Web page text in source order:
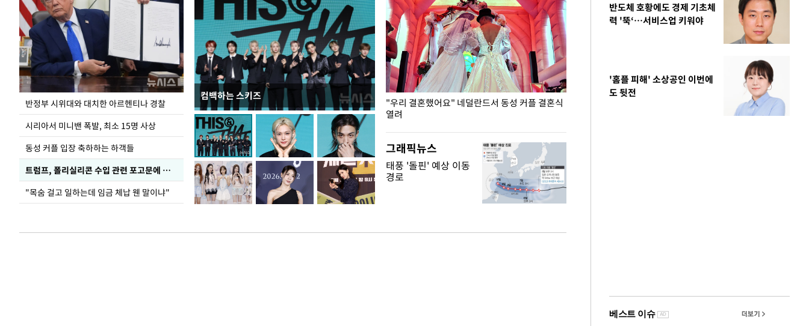
반정부 시위대와 대치한 아르헨티나 경찰
시리아서 미니밴 폭발, 최소 15명 사상
동성 커플 입장 축하하는 하객들
트럼프, 폴리실리콘 수입 관련 포고문에 서명
"목숨 걸고 일하는데 임금 체납 웬 말이냐"
컴백하는 스키즈
입추 코앞인데 전국엔 찜통 더위
"우리 결혼했어요" 네덜란드서 동성 커플 결혼식
열려
이 대통령, '청
총력 대응'
그래픽뉴스
태풍 '돌핀' 예상 이동
경로
반도체 호황에도 경제 기초체
력 '뚝‘…서비스업 키워야
'홈플 피해' 소상공인 이번에
도 뒷전